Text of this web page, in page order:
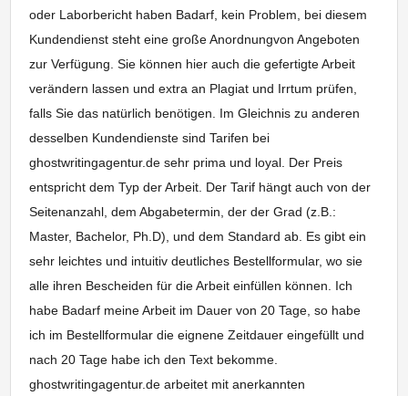
oder Laborbericht haben Badarf, kein Problem, bei diesem
Kundendienst steht eine große Anordnungvon Angeboten
zur Verfügung. Sie können hier auch die gefertigte Arbeit
verändern lassen und extra an Plagiat und Irrtum prüfen,
falls Sie das natürlich benötigen. Im Gleichnis zu anderen
desselben Kundendienste sind Tarifen bei
ghostwritingagentur.de sehr prima und loyal. Der Preis
entspricht dem Typ der Arbeit. Der Tarif hängt auch von der
Seitenanzahl, dem Abgabetermin, der der Grad (z.B.:
Master, Bachelor, Ph.D), und dem Standard ab. Es gibt ein
sehr leichtes und intuitiv deutliches Bestellformular, wo sie
alle ihren Bescheiden für die Arbeit einfüllen können. Ich
habe Badarf meine Arbeit im Dauer von 20 Tage, so habe
ich im Bestellformular die eignene Zeitdauer eingefüllt und
nach 20 Tage habe ich den Text bekomme.
ghostwritingagentur.de arbeitet mit anerkannten